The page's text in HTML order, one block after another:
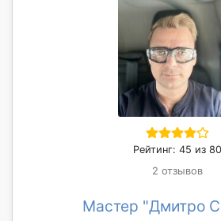
Рейтинг: 45 из 80
2 отзывов
Мастер "Дмитро